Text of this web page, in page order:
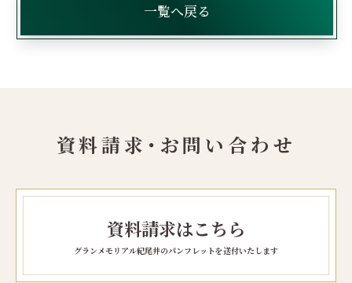
一覧へ戻る
資料請求・お問い合わせ
資料請求はこちら
グランメモリアル紀尾井のパンフレットを送付いたします